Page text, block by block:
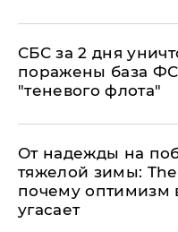
СБС за 2 дня
поражены база
"теневого флота"
От надежды на
тяжелой зимы:
почему оптимизм
угасает